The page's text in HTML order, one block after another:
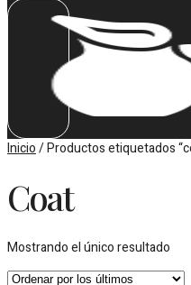
Inicio/ Productos etiquetados
Coat
Mostrando el único resultado